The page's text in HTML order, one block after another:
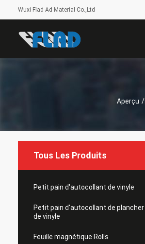
Wuxi Flad Ad Material Co.,Ltd
Aperçu /
Tous Les Produits
Petit pain d'autocollant de vinyle
Petit pain d'autocollant de plancher
de vinyle
Feuille magnétique Rolls